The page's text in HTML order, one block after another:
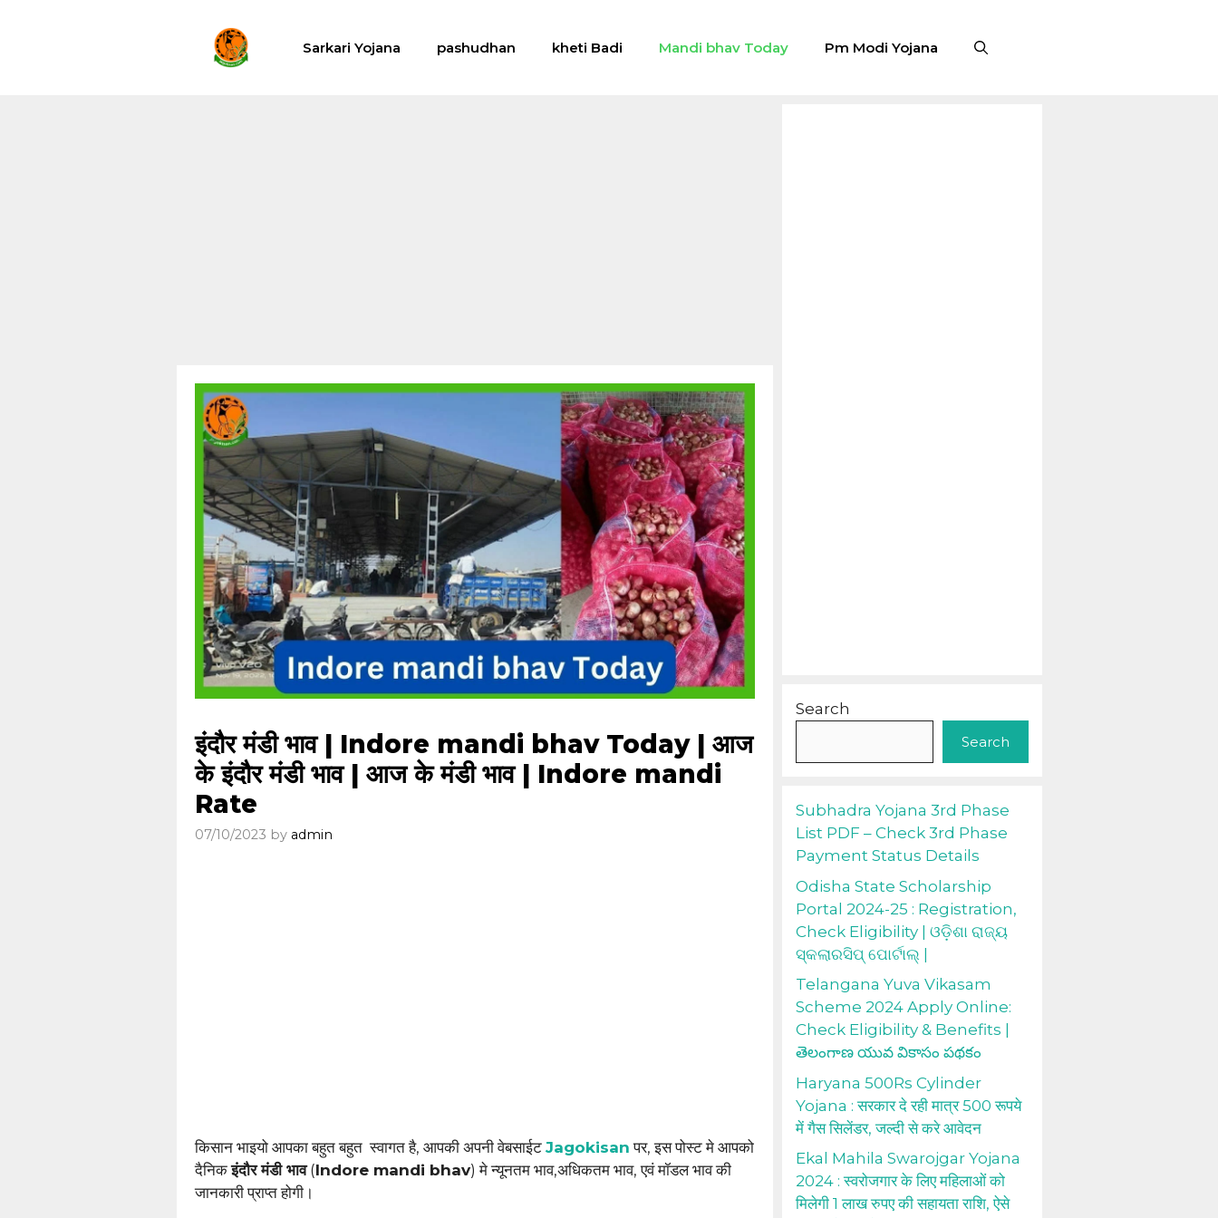
Sarkari Yojana pashudhan kheti Badi Mandi bhav Today Pm Modi Yojana
इंदौर मंडी भाव | Indore mandi bhav Today | आज
के इंदौर मंडी भाव | आज के मंडी भाव | Indore mandi
Rate
07/10/2023 by admin
किसान भाइयो आपका बहुत बहुत स्वागत है, आपकी अपनी वेबसाईट Jagokisan पर, इस पोस्ट मे आपको
दैनिकइंदौर मंडी भाव(Indore mandi bhav) मे न्यूनतम भाव,अधिकतम भाव, एवं मॉडल भाव की
जानकारी प्राप्त होगी।
Search
Search
Subhadra Yojana 3rd Phase
List PDF – Check 3rd Phase
Payment Status Details
Odisha State Scholarship
Portal 2024-25 : Registration,
Check Eligibility | ଓଡ଼ିଶା ରାଜ୍ୟ
ସ୍କଲାରସିପ୍ ପୋର୍ଟାଲ୍ |
Telangana Yuva Vikasam
Scheme 2024 Apply Online:
Check Eligibility & Benefits |
తెలంగాణ యువ వికాసం పథకం
Haryana 500Rs Cylinder
Yojana : सरकार दे रही मात्र 500 रूपये
में गैस सिलेंडर, जल्दी से करे आवेदन
Ekal Mahila Swarojgar Yojana
2024 : स्वरोजगार के लिए महिलाओं को
मिलेगी 1 लाख रुपए की सहायता राशि, ऐसे